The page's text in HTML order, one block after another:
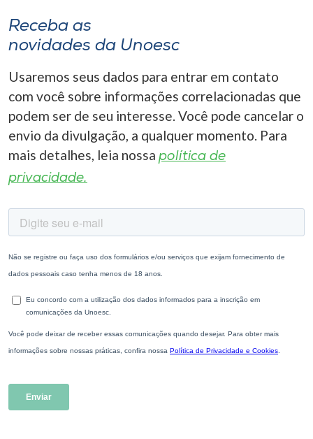
Receba as
novidades da Unoesc
Usaremos seus dados para entrar em contato
com você sobre informações correlacionadas que
podem ser de seu interesse. Você pode cancelar o
envio da divulgação, a qualquer momento. Para
mais detalhes, leia nossa política de
privacidade.